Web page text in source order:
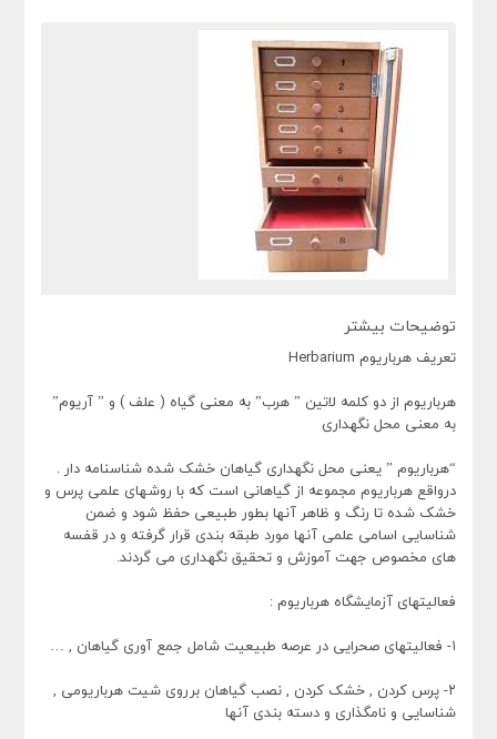
توضیحات بیشتر
تعریف هرباریوم Herbarium
هرباریوم از دو کلمه لاتین ” هرب” به معنی گیاه ( علف ) و ” آریوم”
به معنی محل نگهداری
“هرباریوم ” یعنی محل نگهداری گیاهان خشک شده شناسنامه دار .
درواقع هرباریوم مجموعه از گیاهانی است که با روشهای علمی پرس و
خشک شده تا رنگ و ظاهر آنها بطور طبیعی حفظ شود و ضمن
شناسایی اسامی علمی آنها مورد طبقه بندی قرار گرفته و در قفسه
های مخصوص جهت آموزش و تحقیق نگهداری می گردند.
فعالیتهای آزمایشگاه هرباریوم :
۱- فعالیتهای صحرایی در عرصه طبیعیت شامل جمع آوری گیاهان , …
۲- پرس کردن , خشک کردن , نصب گیاهان برروی شیت هرباریومی ,
شناسایی و نامگذاری و دسته بندی آنها